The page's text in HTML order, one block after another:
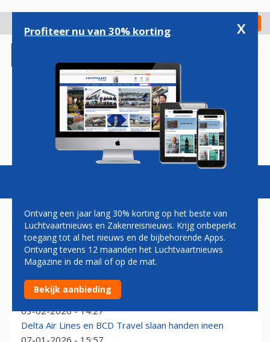
gaan
Check in
Magazine Podcasts Vacatures
SAMENWERKING
Etihad Airways gaat samenwerking aan voor Abu Dhabi
Gold Cup
03-02-2026 - 14:27
Delta Air Lines en BCD Travel slaan handen ineen
Profiteer nu van 30% korting x
Ontvang een jaar lang 30% korting op het beste van
Luchtvaartnieuws en Zakenreisnieuws. Krijg onbeperkt
toegang tot al het nieuws en de bijbehorende Apps.
Ontvang tevens 12 maanden het Luchtvaartnieuws
Magazine in de mail of op de mat.
Bekijk aanbieding